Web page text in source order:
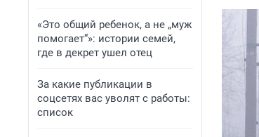
«Это общий ребенок, а не „муж
помогает“»: истории семей,
где в декрет ушел отец
За какие публикации в
соцсетях вас уволят с работы:
список